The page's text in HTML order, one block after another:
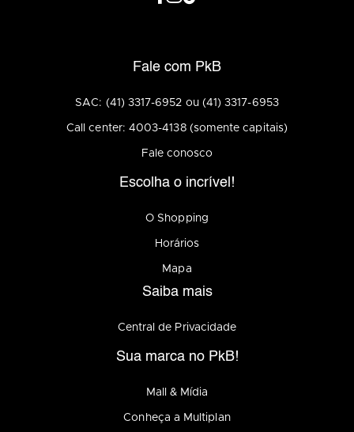
Fale com PkB
SAC: (41) 3317-6952 ou (41) 3317-6953
Call center: 4003-4138 (somente capitais)
Fale conosco
Escolha o incrível!
O Shopping
Horários
Mapa
Saiba mais
Central de Privacidade
Sua marca no PkB!
Mall & Mídia
Conheça a Multiplan